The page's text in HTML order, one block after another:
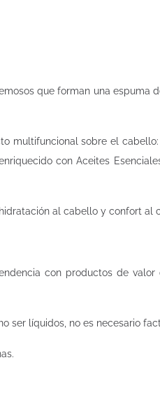
que forman una espuma
multifuncional sobre el
con Aceites
al cabello y confort al
con productos de
ser líquidos, no es necesario